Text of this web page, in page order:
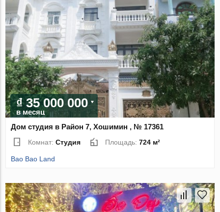
₫ 35 000 000
в месяц
Дом студия в Район 7, Хошимин , № 17361
Комнат:Студия Площадь:724 м²
Bao Bao Land